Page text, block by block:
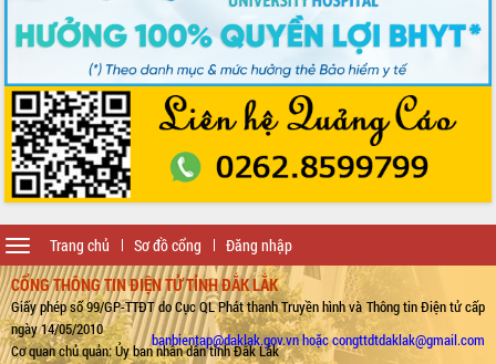
Trang chủ Sơ đồ cổng Đăng nhập
Toggle
navigation
CỔNG THÔNG TIN ĐIỆN TỬ TỈNH ĐẮK LẮK
Giấy phép số 99/GP-TTĐT do Cục QL Phát thanh Truyền hình và Thông tin Điện tử cấp
ngày 14/05/2010
Cơ quan chủ quản: Ủy ban nhân dân tỉnh Đắk Lắk
banbientap@daklak.gov.vn hoặc congttdtdaklak@gmail.com